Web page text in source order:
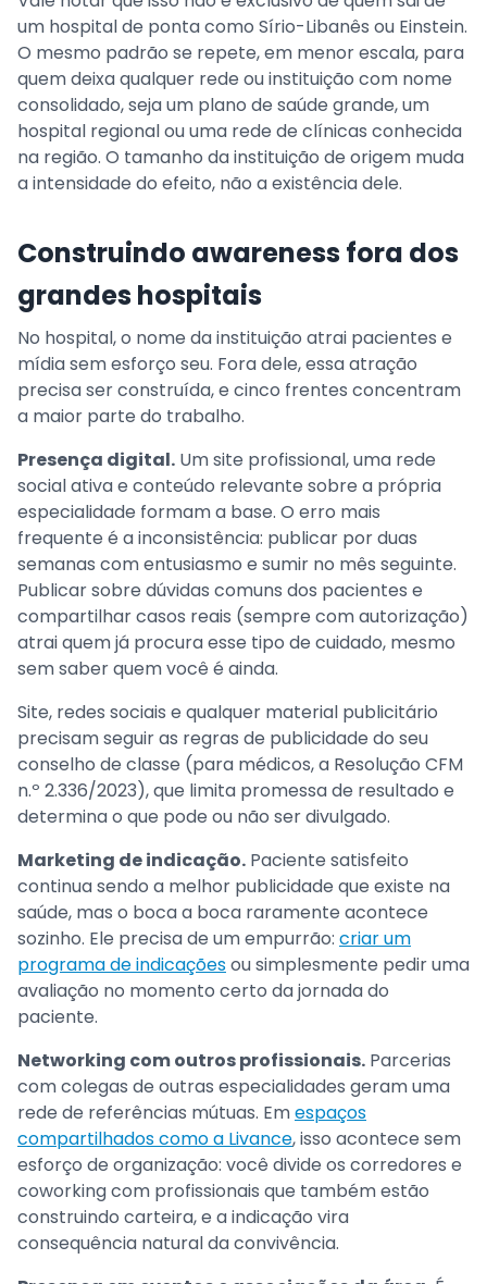
um hospital de ponta como Sírio-Libanês ou Einstein.
O mesmo padrão se repete, em menor escala, para
quem deixa qualquer rede ou instituição com nome
consolidado, seja um plano de saúde grande, um
hospital regional ou uma rede de clínicas conhecida
na região. O tamanho da instituição de origem muda
a intensidade do efeito, não a existência dele.
Construindo awareness fora dos
grandes hospitais
No hospital, o nome da instituição atrai pacientes e
mídia sem esforço seu. Fora dele, essa atração
precisa ser construída, e cinco frentes concentram
a maior parte do trabalho.
Presença digital. Um site profissional, uma rede
social ativa e conteúdo relevante sobre a própria
especialidade formam a base. O erro mais
frequente é a inconsistência: publicar por duas
semanas com entusiasmo e sumir no mês seguinte.
Publicar sobre dúvidas comuns dos pacientes e
compartilhar casos reais (sempre com autorização)
atrai quem já procura esse tipo de cuidado, mesmo
sem saber quem você é ainda.
Site, redes sociais e qualquer material publicitário
precisam seguir as regras de publicidade do seu
conselho de classe (para médicos, a Resolução CFM
n.º 2.336/2023), que limita promessa de resultado e
determina o que pode ou não ser divulgado.
Marketing de indicação. Paciente satisfeito
continua sendo a melhor publicidade que existe na
saúde, mas o boca a boca raramente acontece
sozinho. Ele precisa de um empurrão: criar um
programa de indicaçõesou simplesmente pedir uma
avaliação no momento certo da jornada do
paciente.
Networking com outros profissionais. Parcerias
com colegas de outras especialidades geram uma
rede de referências mútuas. Emespaços
compartilhados como a Livance, isso acontece sem
esforço de organização: você divide os corredores e
coworking com profissionais que também estão
construindo carteira, e a indicação vira
consequência natural da convivência.